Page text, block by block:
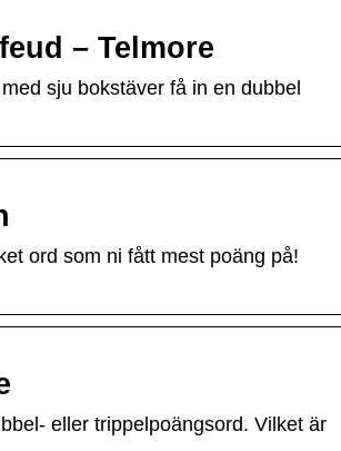
– Telmore
sju bokstäver få in en dubbel
ord som ni fått mest poäng på!
eller trippelpoängsord. Vilket är